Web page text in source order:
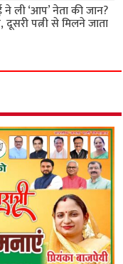
ली ‘आप’ नेता की जान?
पत्नी से मिलने जाता